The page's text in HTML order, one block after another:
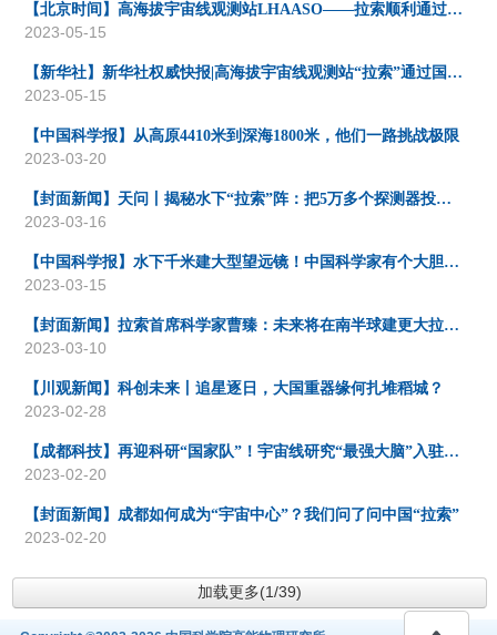
【北京时间】高海拔宇宙线观测站LHAASO——拉索顺利通过国家验收
2023-05-15
【新华社】新华社权威快报|高海拔宇宙线观测站“拉索”通过国家验收
2023-05-15
【中国科学报】从高原4410米到深海1800米，他们一路挑战极限
2023-03-20
【封面新闻】天问丨揭秘水下“拉索”阵：把5万多个探测器投入2000米水底
2023-03-16
【中国科学报】水下千米建大型望远镜！中国科学家有个大胆计划
2023-03-15
【封面新闻】拉索首席科学家曹臻：未来将在南半球建更大拉索｜硬核四川
2023-03-10
【川观新闻】科创未来丨追星逐日，大国重器缘何扎堆稻城？
2023-02-28
【成都科技】再迎科研“国家队”！宇宙线研究“最强大脑”入驻西部（成都）科学城
2023-02-20
【封面新闻】成都如何成为“宇宙中心”？我们问了问中国“拉索”
2023-02-20
加载更多(1/39)